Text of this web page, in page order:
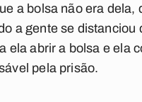
a bolsa não era
a gente se distanciou
ela abrir a bolsa e ela
pela prisão.